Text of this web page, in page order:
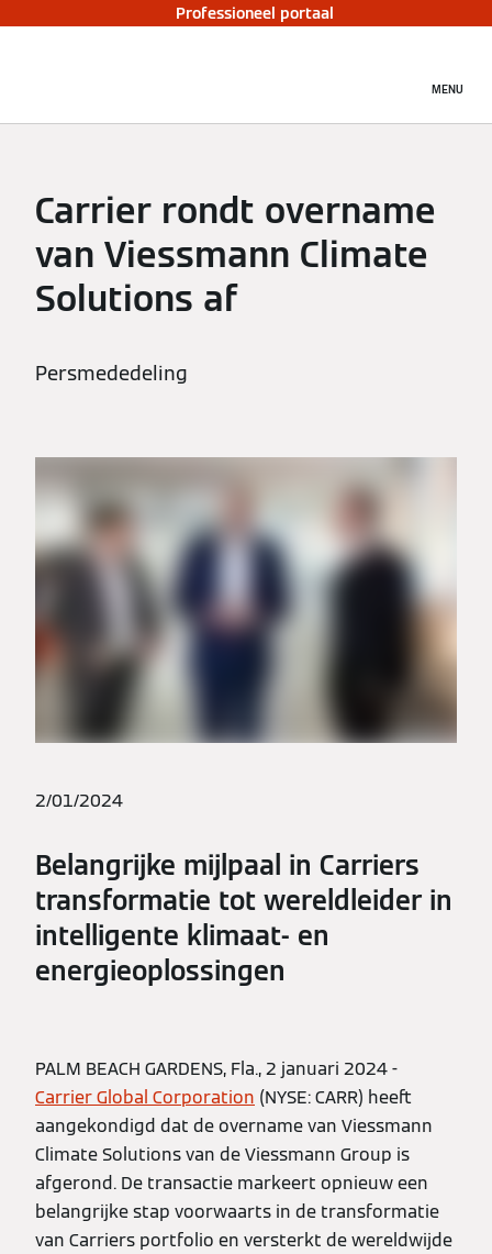
Professioneel portaal
MENU
Carrier rondt overname
van Viessmann Climate
Solutions af
Persmededeling
2/01/2024
Belangrijke mijlpaal in Carriers
transformatie tot wereldleider in
intelligente klimaat- en
energieoplossingen
PALM BEACH GARDENS, Fla., 2 januari 2024 -
Carrier Global Corporation (NYSE: CARR) heeft
aangekondigd dat de overname van Viessmann
Climate Solutions van de Viessmann Group is
afgerond. De transactie markeert opnieuw een
belangrijke stap voorwaarts in de transformatie
van Carriers portfolio en versterkt de wereldwijde